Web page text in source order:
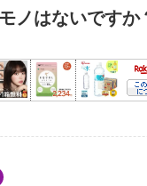
ノはないですか